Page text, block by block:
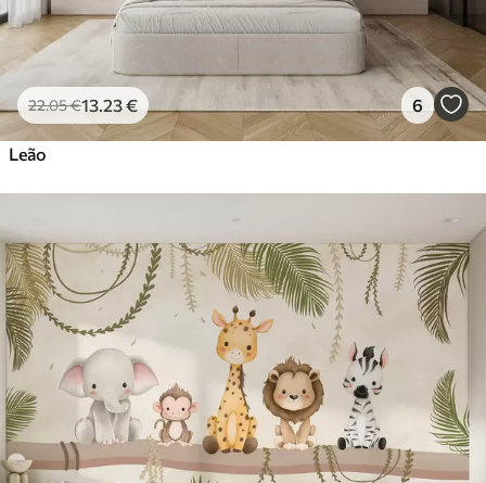
22.05€13 .23€ 6
Leão